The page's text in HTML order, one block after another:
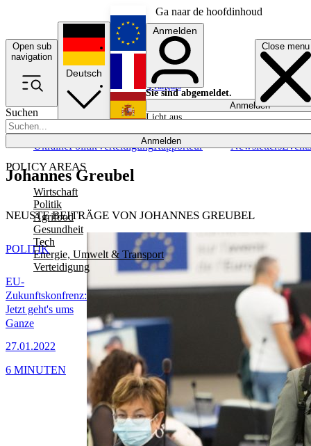
Ga naar de hoofdinhoud
Open sub
navigation
Close menu
Suchen
Anmelden
POLICY AREAS
Wirtschaft
Politik
Agrifood
Gesundheit
Tech
Energie, Umwelt & Transport
Verteidigung
UkrainePolitikVerteidigungRapporteur NewslettersEvents
Deutsch
English
Français
Anmelden
Sie sind abgemeldet.
Anmelden
Licht aus
Johannes Greubel
NEUSTE BEITRÄGE VON JOHANNES GREUBEL
EU-
Zukunftskonfrenz:
Jetzt geht's ums
Ganze
27.01.2022
POLITIK
6 MINUTEN